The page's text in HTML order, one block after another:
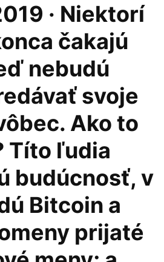
· Niektorí
čakajú
nebudú
svoje
Ako to
Títo ľudia
budúcnosť, v
Bitcoin a
prijaté